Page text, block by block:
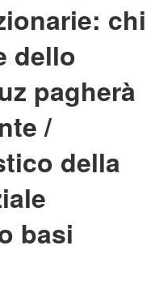
chi
dello
pagherà
/
della
basi